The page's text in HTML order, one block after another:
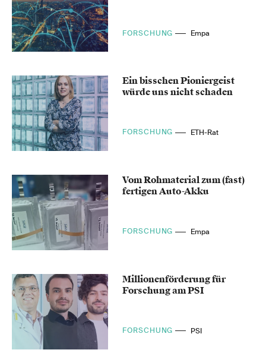
FORSCHUNG Empa
Ein bisschen Pioniergeist
würde uns nicht schaden
FORSCHUNG ETH-Rat
Vom Rohmaterial zum (fast)
fertigen Auto-Akku
FORSCHUNG Empa
Millionenförderung für
Forschung am PSI
FORSCHUNG PSI